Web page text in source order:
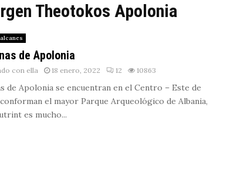
Theotokos Apolonia
de Apolonia
con ella 18 enero, 2022 12 10863
de Apolonia se encuentran en el Centro – Este de
el mayor Parque Arqueológico de Albania,
es mucho...